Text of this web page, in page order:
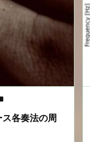
ス各奏法の周